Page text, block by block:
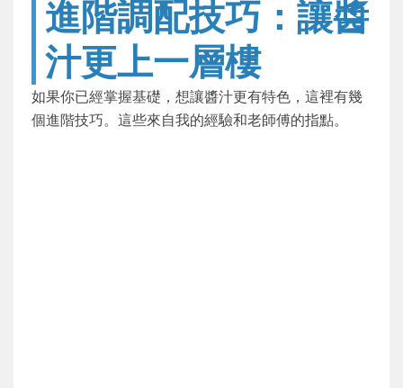
進階調配技巧：讓醬
汁更上一層樓
如果你已經掌握基礎，想讓醬汁更有特色，這裡有幾
個進階技巧。這些來自我的經驗和老師傅的指點。